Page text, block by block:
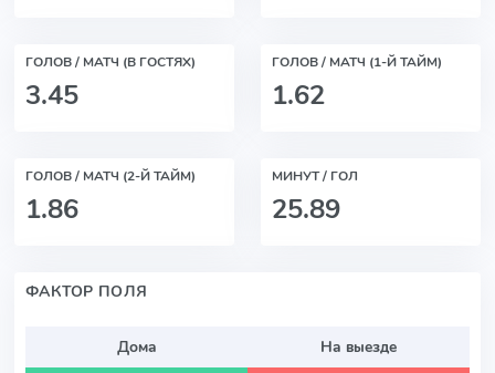
ГОЛОВ / МАТЧ (В ГОСТЯХ)
3.45
ГОЛОВ / МАТЧ (1-Й ТАЙМ)
1.62
ГОЛОВ / МАТЧ (2-Й ТАЙМ)
1.86
МИНУТ / ГОЛ
25.89
ФАКТОР ПОЛЯ
Дома
На выезде